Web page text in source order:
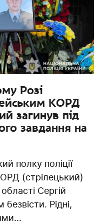
Розі
КОРД
загинув під
завдання на
полку поліції
(стрілецький)
Сергій
Рідні,